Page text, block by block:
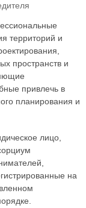
территорий и
пространств и
привлечь в
планирования и
лицо,
на